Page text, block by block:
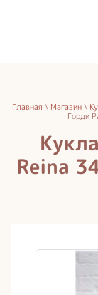
Главная \ Магазин\
Горди
Reina